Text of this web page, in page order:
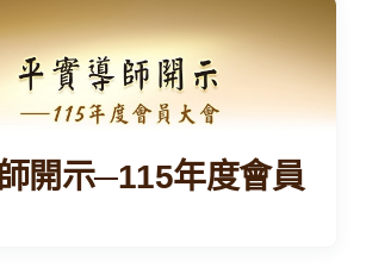
開示─115年度會員